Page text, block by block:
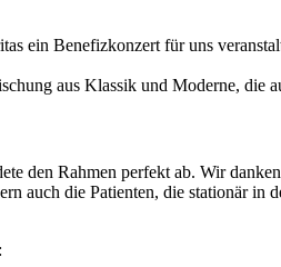
ein Benefizkonzert für uns
aus Klassik und Moderne,
den Rahmen perfekt ab. Wir
auch die Patienten, die stationär